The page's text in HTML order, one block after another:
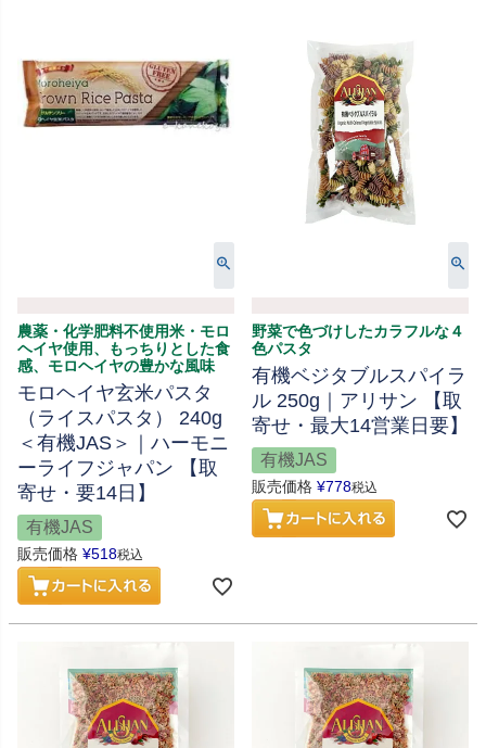
農薬・化学肥料不使用米・モロ
ヘイヤ使用、もっちりとした食
感、モロヘイヤの豊かな風味
モロヘイヤ玄米パスタ
（ライスパスタ） 240g
＜有機JAS＞｜ハーモニ
ーライフジャパン 【取
寄せ・要14日】
有機JAS
販売価格 ¥518税込
野菜で色づけしたカラフルな４
色パスタ
有機ベジタブルスパイラ
ル 250g｜アリサン 【取
寄せ・最大14営業日要】
有機JAS
販売価格 ¥778税込